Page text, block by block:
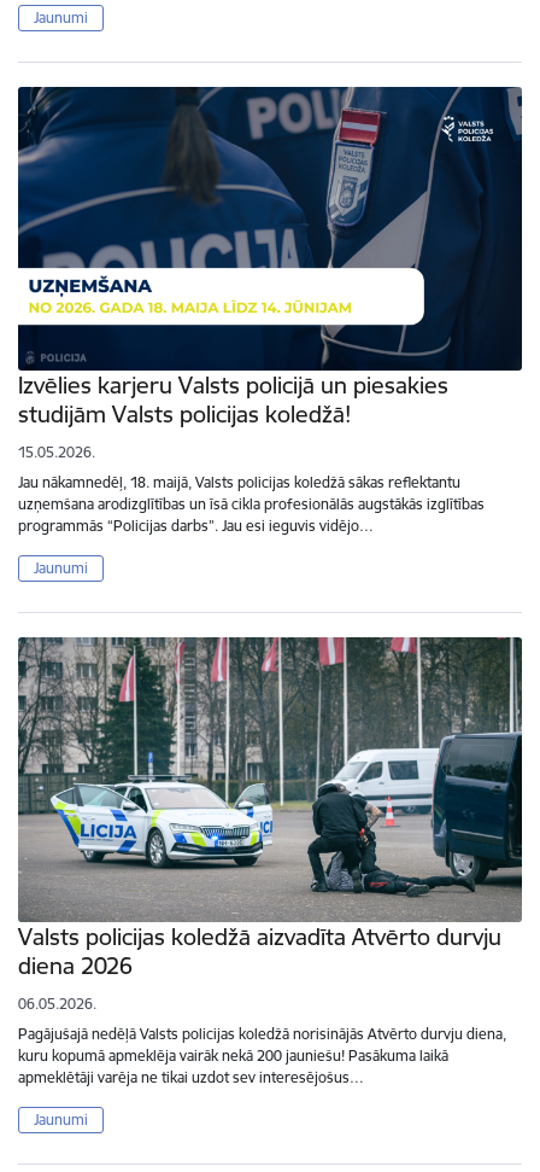
Jaunumi
Izvēlies karjeru Valsts policijā un piesakies
studijām Valsts policijas koledžā!
15.05.2026.
Jau nākamnedēļ, 18. maijā, Valsts policijas koledžā sākas reflektantu
uzņemšana arodizglītības un īsā cikla profesionālās augstākās izglītības
programmās “Policijas darbs”. Jau esi ieguvis vidējo…
Jaunumi
Valsts policijas koledžā aizvadīta Atvērto durvju
diena 2026
06.05.2026.
Pagājušajā nedēļā Valsts policijas koledžā norisinājās Atvērto durvju diena,
kuru kopumā apmeklēja vairāk nekā 200 jauniešu! Pasākuma laikā
apmeklētāji varēja ne tikai uzdot sev interesējošus…
Jaunumi